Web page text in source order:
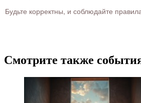
Будьте корректны, и соблюдайте
Смотрите также